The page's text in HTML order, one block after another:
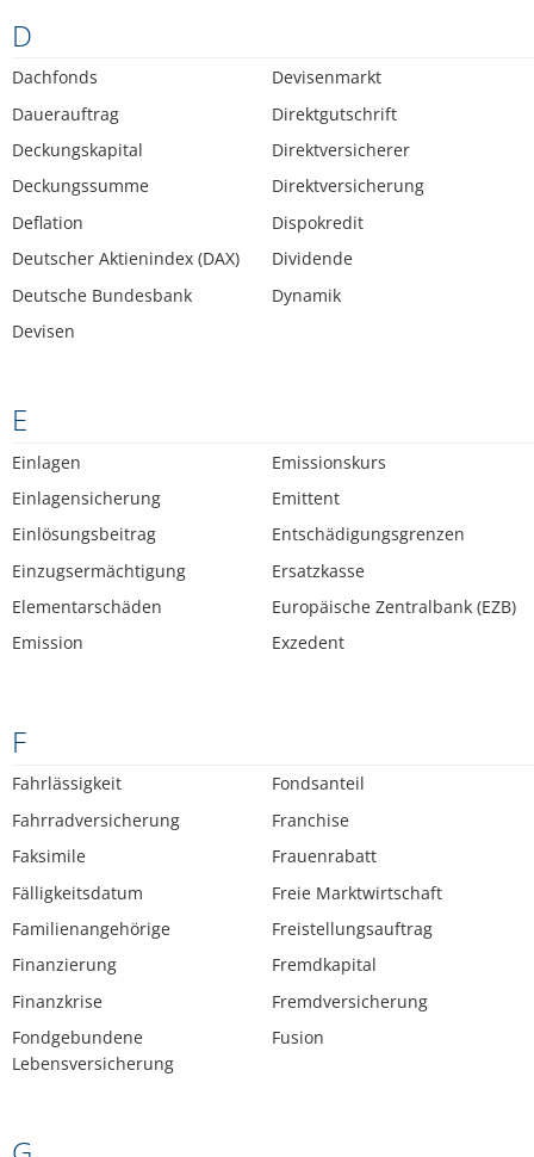
D
Dachfonds
Dauerauftrag
Deckungskapital
Deckungssumme
Deflation
Deutscher Aktienindex (DAX)
Deutsche Bundesbank
Devisen
Devisenmarkt
Direktgutschrift
Direktversicherer
Direktversicherung
Dispokredit
Dividende
Dynamik
E
Einlagen
Einlagensicherung
Einlösungsbeitrag
Einzugsermächtigung
Elementarschäden
Emission
Emissionskurs
Emittent
Entschädigungsgrenzen
Ersatzkasse
Europäische Zentralbank (EZB)
Exzedent
F
Fahrlässigkeit
Fahrradversicherung
Faksimile
Fälligkeitsdatum
Familienangehörige
Finanzierung
Finanzkrise
Fondgebundene
Lebensversicherung
Fondsanteil
Franchise
Frauenrabatt
Freie Marktwirtschaft
Freistellungsauftrag
Fremdkapital
Fremdversicherung
Fusion